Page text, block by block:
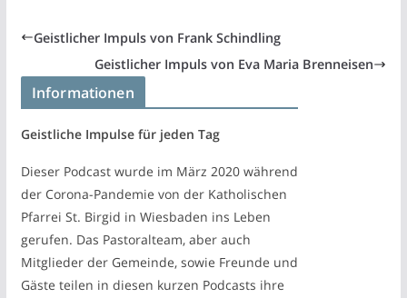
Geistlicher Impuls von Frank Schindling
Geistlicher Impuls von Eva Maria Brenneisen
Informationen
Geistliche Impulse für jeden Tag
Dieser Podcast wurde im März 2020 während
der Corona-Pandemie von der Katholischen
Pfarrei St. Birgid in Wiesbaden ins Leben
gerufen. Das Pastoralteam, aber auch
Mitglieder der Gemeinde, sowie Freunde und
Gäste teilen in diesen kurzen Podcasts ihre